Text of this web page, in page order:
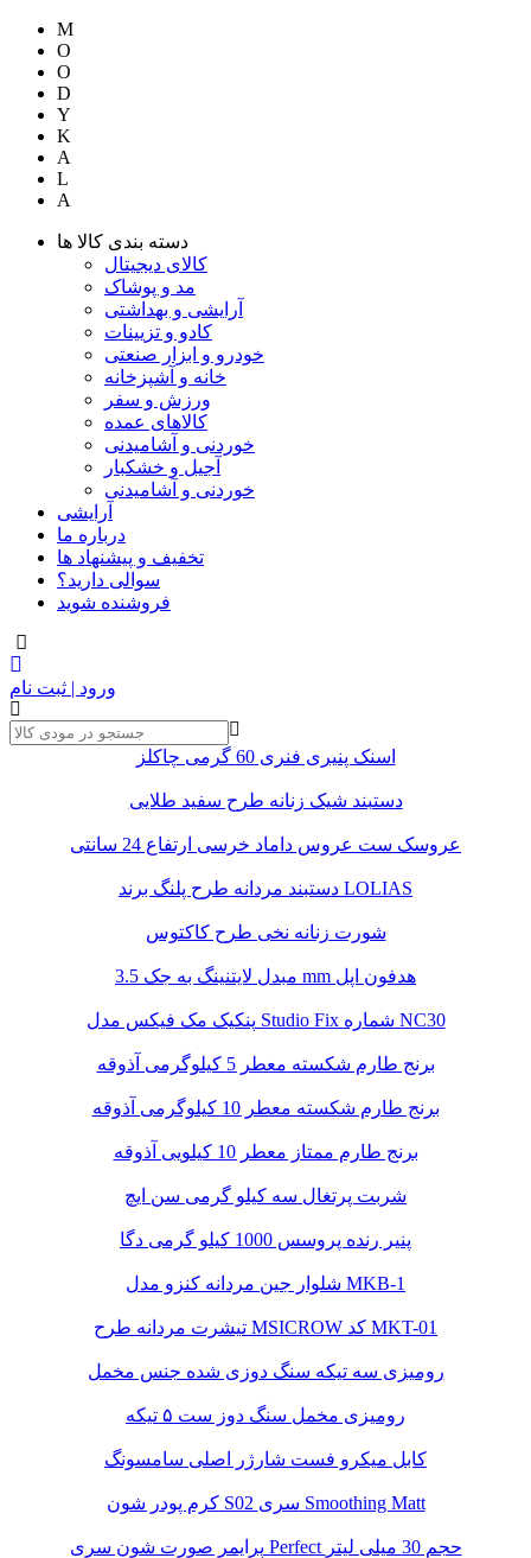
M
O
O
D
Y
K
A
L
A
دسته بندی کالا ها
کالای دیجیتال
مد و پوشاک
آرایشی و بهداشتی
کادو و تزیینات
خودرو و ابزار صنعتی
خانه و آشپزخانه
ورزش و سفر
کالاهای عمده
خوردنی و آشامیدنی
آجیل و خشکبار
خوردنی و آشامیدنی
آرایشی
درباره ما
تخفیف و پیشنهاد ها
سوالی دارید؟
فروشنده شوید
ورود | ثبت نام
اسنک پنیری فنری 60 گرمی چاکلز
دستبند شیک زنانه طرح سفید طلایی
عروسک ست عروس داماد خرسی ارتفاع 24 سانتی
دستبند مردانه طرح پلنگ برند LOLIAS
شورت زنانه نخی طرح کاکتوس
مبدل لایتنینگ به جک 3.5 mm هدفون اپل
پنکیک مک فیکس مدل Studio Fix شماره NC30
برنج طارم شکسته معطر 5 کیلوگرمی آذوقه
برنج طارم شکسته معطر 10 کیلوگرمی آذوقه
برنج طارم ممتاز معطر 10 کیلویی آذوقه
شربت پرتغال سه کیلو گرمی سن ایچ
پنیر رنده پروسس 1000 کیلو گرمی دگا
شلوار جین مردانه کنزو مدل MKB-1
تیشرت مردانه طرح MSICROW کد MKT-01
رومیزی سه تیکه سنگ دوزی شده جنس مخمل
رومیزی مخمل سنگ دوز ست ۵ تیکه
کابل میکرو فست شارژر اصلی سامسونگ
کرم پودر شون S02 سری Smoothing Matt
پرایمر صورت شون سری Perfect حجم 30 میلی لیتر